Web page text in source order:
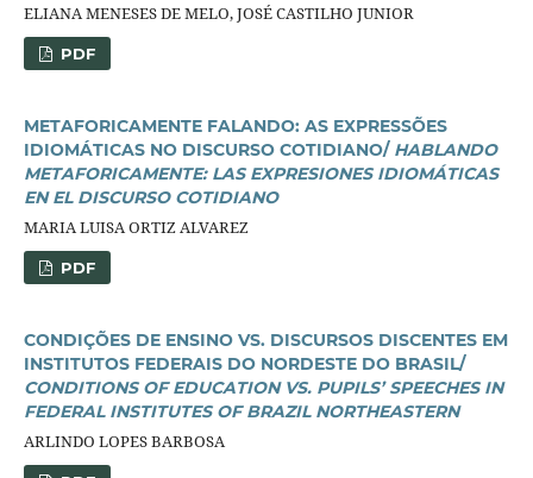
ELIANA MENESES DE MELO, JOSÉ CASTILHO JUNIOR
PDF
METAFORICAMENTE FALANDO: AS EXPRESSÕES
IDIOMÁTICAS NO DISCURSO COTIDIANO/HABLANDO
METAFORICAMENTE: LAS EXPRESIONES IDIOMÁTICAS
EN EL DISCURSO COTIDIANO
MARIA LUISA ORTIZ ALVAREZ
PDF
CONDIÇÕES DE ENSINO VS. DISCURSOS DISCENTES EM
INSTITUTOS FEDERAIS DO NORDESTE DO BRASIL/
CONDITIONS OF EDUCATION VS. PUPILS’ SPEECHES IN
FEDERAL INSTITUTES OF BRAZIL NORTHEASTERN
ARLINDO LOPES BARBOSA